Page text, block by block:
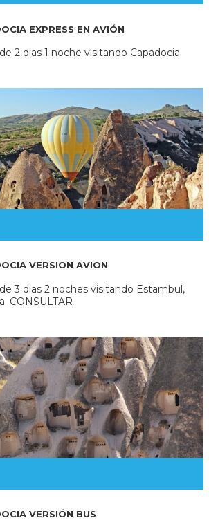
EXPRESS EN AVIÓN
2 dias 1 noche visitando Capadocia.
VERSION AVION
3 dias 2 noches visitando Estambul,
CONSULTAR
VERSIÓN BUS